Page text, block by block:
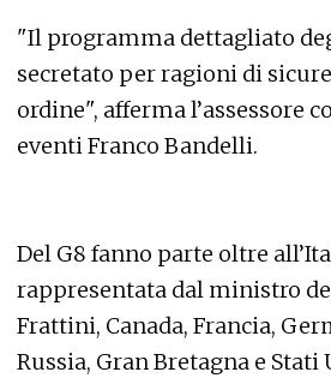
"Il programma dettagliato
secretato per ragioni di
ordine", afferma l’assessore
eventi Franco Bandelli.
Del G8 fanno parte oltre
rappresentata dal ministro
Frattini, Canada, Francia,
Russia, Gran Bretagna e